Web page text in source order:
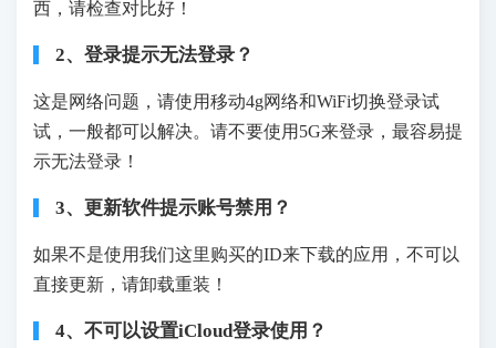
西，请检查对比好！
2、登录提示无法登录？
这是网络问题，请使用移动4g网络和WiFi切换登录试
试，一般都可以解决。请不要使用5G来登录，最容易提
示无法登录！
3、更新软件提示账号禁用？
如果不是使用我们这里购买的ID来下载的应用，不可以
直接更新，请卸载重装！
4、不可以设置iCloud登录使用？